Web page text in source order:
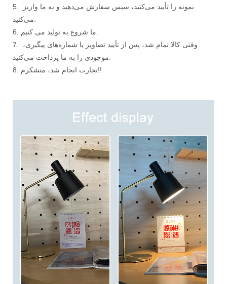
5. نمونه را تأیید می‌کنید، سپس سفارش می‌دهید و به ما واریز
می‌کنید.
6. ما شروع به تولید می کنیم.
7. وقتی کالا تمام شد، پس از تأیید تصاویر یا شماره‌های پیگیری،
موجودی را به ما پرداخت می‌کنید.
8. تجارت انجام شد، متشکرم!!